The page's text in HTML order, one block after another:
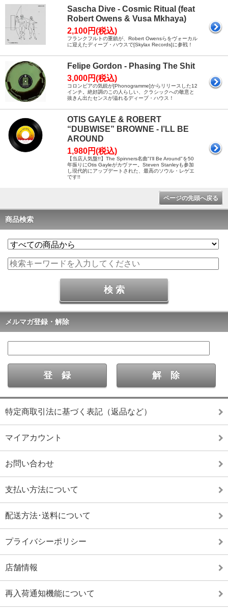
Sascha Dive - Cosmic Ritual (feat
Robert Owens & Vusa Mkhaya)
2,100円(税込)
フランクフルトの重鎮が、Robert Owensらをヴォーカル
に迎えたディープ・ハウスで[Skylax Records]に参戦！
Felipe Gordon - Phasing The Shit
3,000円(税込)
コロンビアの気鋭が[Phonogramme]からリリースした12
インチ。絶好調のこの人らしい、クラシックへの敬意と
抜きん出たセンスが溢れるディープ・ハウス！
OTIS GAYLE & ROBERT
“DUBWISE” BROWNE - I’LL BE
AROUND
1,980円(税込)
【当店人気盤!!】The Spinners名曲"I'll Be Around"を50
年振りにOtis Gayleがカヴァー。Steven Stanleyも参加
し現代的にアップデートされた、最高のソウル・レゲエ
です!!
ページの先頭へ戻る
商品検索
メルマガ登録・解除
特定商取引法に基づく表記（返品など）
マイアカウント
お問い合わせ
支払い方法について
配送方法･送料について
プライバシーポリシー
店舗情報
再入荷通知機能について